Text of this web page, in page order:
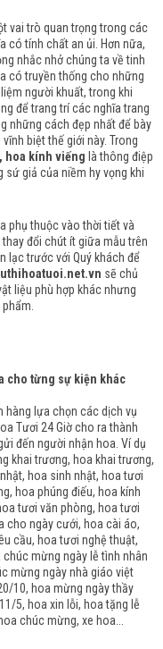
vai trò quan trọng trong các
có tính chất an ủi. Hơn nữa,
nhắc nhở chúng ta về tinh
có truyền thống cho những
người khuất, trong khi
để trang trí các nghĩa trang
những cách đẹp nhất để bày
biệt thế giới này. Trong
hoa kính viếng là thông điệp
giả của niềm hy vọng khi
phụ thuộc vào thời tiết và
đổi chút ít giữa mẫu trên
lạc trước với Quý khách để
sẽ chủ
liệu phù hợp khác nhưng
cho từng sự kiện khác
hàng lựa chọn các dịch vụ
Tươi 24 Giờ cho ra thành
đến người nhận hoa. Ví dụ
khai trương, hoa khai trương,
hoa sinh nhật, hoa tươi
hoa phúng điếu, hoa kính
tươi văn phòng, hoa tươi
cho ngày cưới, hoa cài áo,
cầu, hoa tươi nghệ thuật,
mừng ngày lễ tình nhân
mừng ngày nhà giáo việt
10, hoa mừng ngày thầy
5, hoa xin lỗi, hoa tặng lễ
chúc mừng, xe hoa...